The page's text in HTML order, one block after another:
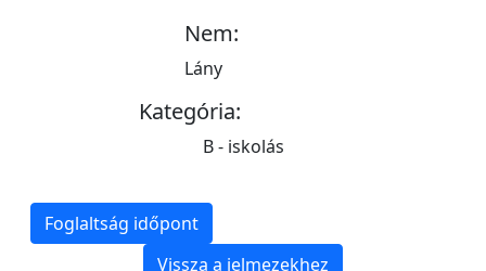
Nem:
Lány
Kategória:
B - iskolás
Foglaltság időpont
Vissza a jelmezekhez